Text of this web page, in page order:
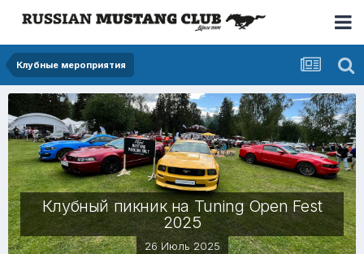
Клубные мероприятия
Клубный пикник на Tuning Open Fest
2025
26 Июль 2025